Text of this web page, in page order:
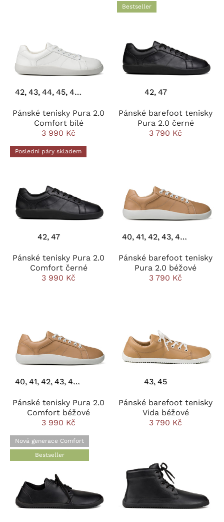
42 43 44 45 46
Pánské tenisky Pura 2.0
Comfort bílé
3 990 Kč
Bestseller
42 47
Pánské barefoot tenisky
Pura 2.0 černé
3 790 Kč
Poslední páry skladem
42 47
Pánské tenisky Pura 2.0
Comfort černé
3 990 Kč
40 41 42 43 44
Pánské barefoot tenisky
Pura 2.0 béžové
3 790 Kč
40 41 42 43 44
Pánské tenisky Pura 2.0
Comfort béžové
3 990 Kč
43 45
Pánské barefoot tenisky
Vida béžové
3 790 Kč
Nová generace Comfort
Bestseller